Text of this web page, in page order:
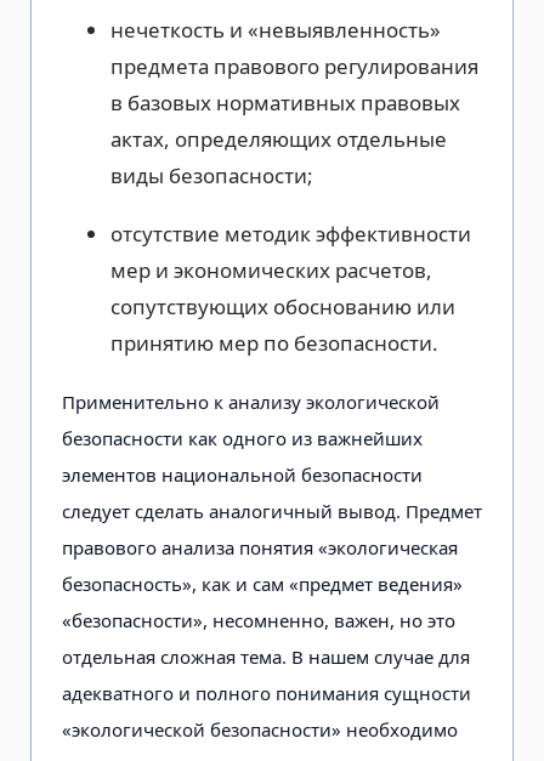
нечеткость и «невыявленность»
предмета правового регулирования
в базовых нормативных правовых
актах, определяющих отдельные
виды безопасности;
отсутствие методик эффективности
мер и экономических расчетов,
сопутствующих обоснованию или
принятию мер по безопасности.
Применительно к анализу экологической
безопасности как одного из важнейших
элементов национальной безопасности
следует сделать аналогичный вывод. Предмет
правового анализа понятия «экологическая
безопасность», как и сам «предмет ведения»
«безопасности», несомненно, важен, но это
отдельная сложная тема. В нашем случае для
адекватного и полного понимания сущности
«экологической безопасности» необходимо